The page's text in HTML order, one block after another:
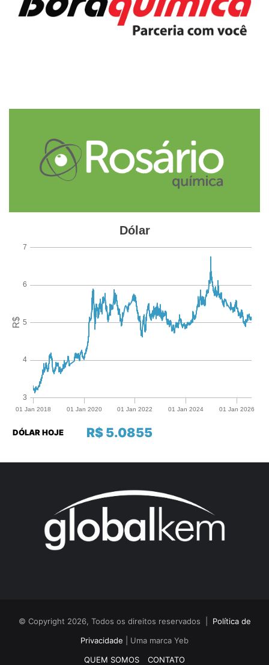
R$ 5.0855
DÓLAR HOJE
© Copyright 2026, Todos os direitos reservados | Política de
Privacidade | Uma marca Yeb
QUEM SOMOS
CONTATO